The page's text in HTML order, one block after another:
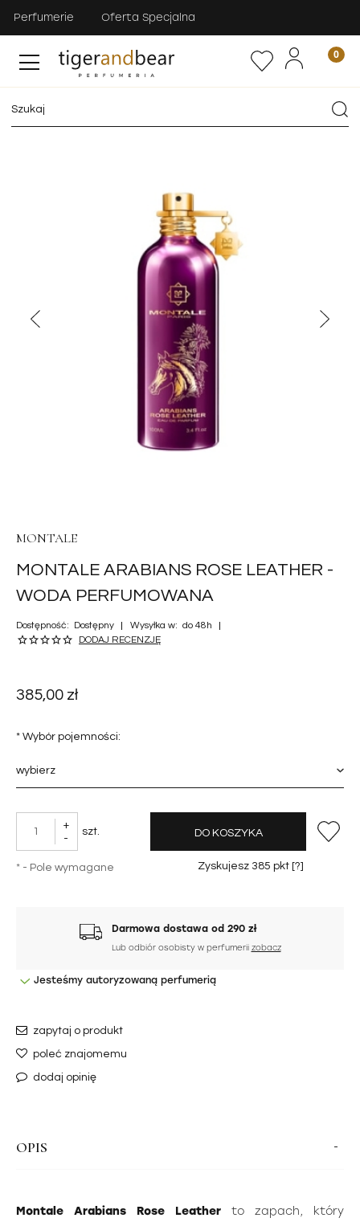
Perfumerie Oferta Specjalna
MONTALE
MONTALE ARABIANS ROSE LEATHER -
WODA PERFUMOWANA
Dostępność: Dostępny Wysyłka w: do 48h
DODAJ RECENZJĘ
385,00 zł
* Wybór pojemności:
+
-
szt. DO KOSZYKA
Zyskujesz 385 pkt [?]
* - Pole wymagane
Darmowa dostawa od 290 zł
Lub odbiór osobisty w perfumerii zobacz
Jesteśmy autoryzowaną perfumerią
zapytaj o produkt
poleć znajomemu
dodaj opinię
OPIS
Montale Arabians Rose Leather to zapach, który